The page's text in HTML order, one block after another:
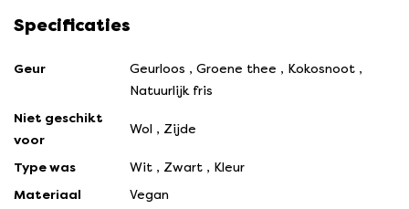
Specificaties
Geur Geurloos , Groene thee , Kokosnoot ,
Natuurlijk fris
Niet geschikt
voor
Wol , Zijde
Type was Wit , Zwart , Kleur
Materiaal
Vegan